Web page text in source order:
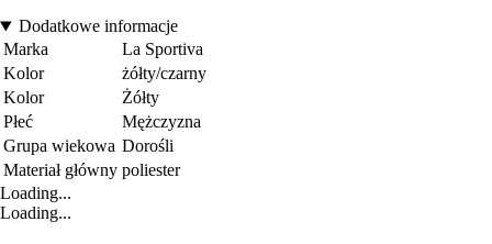
Dodatkowe informacje
Marka
La Sportiva
Kolor
żółty/czarny
Kolor
Żółty
Płeć
Mężczyzna
Grupa wiekowa Dorośli
Materiał główny poliester
Loading...
Loading...